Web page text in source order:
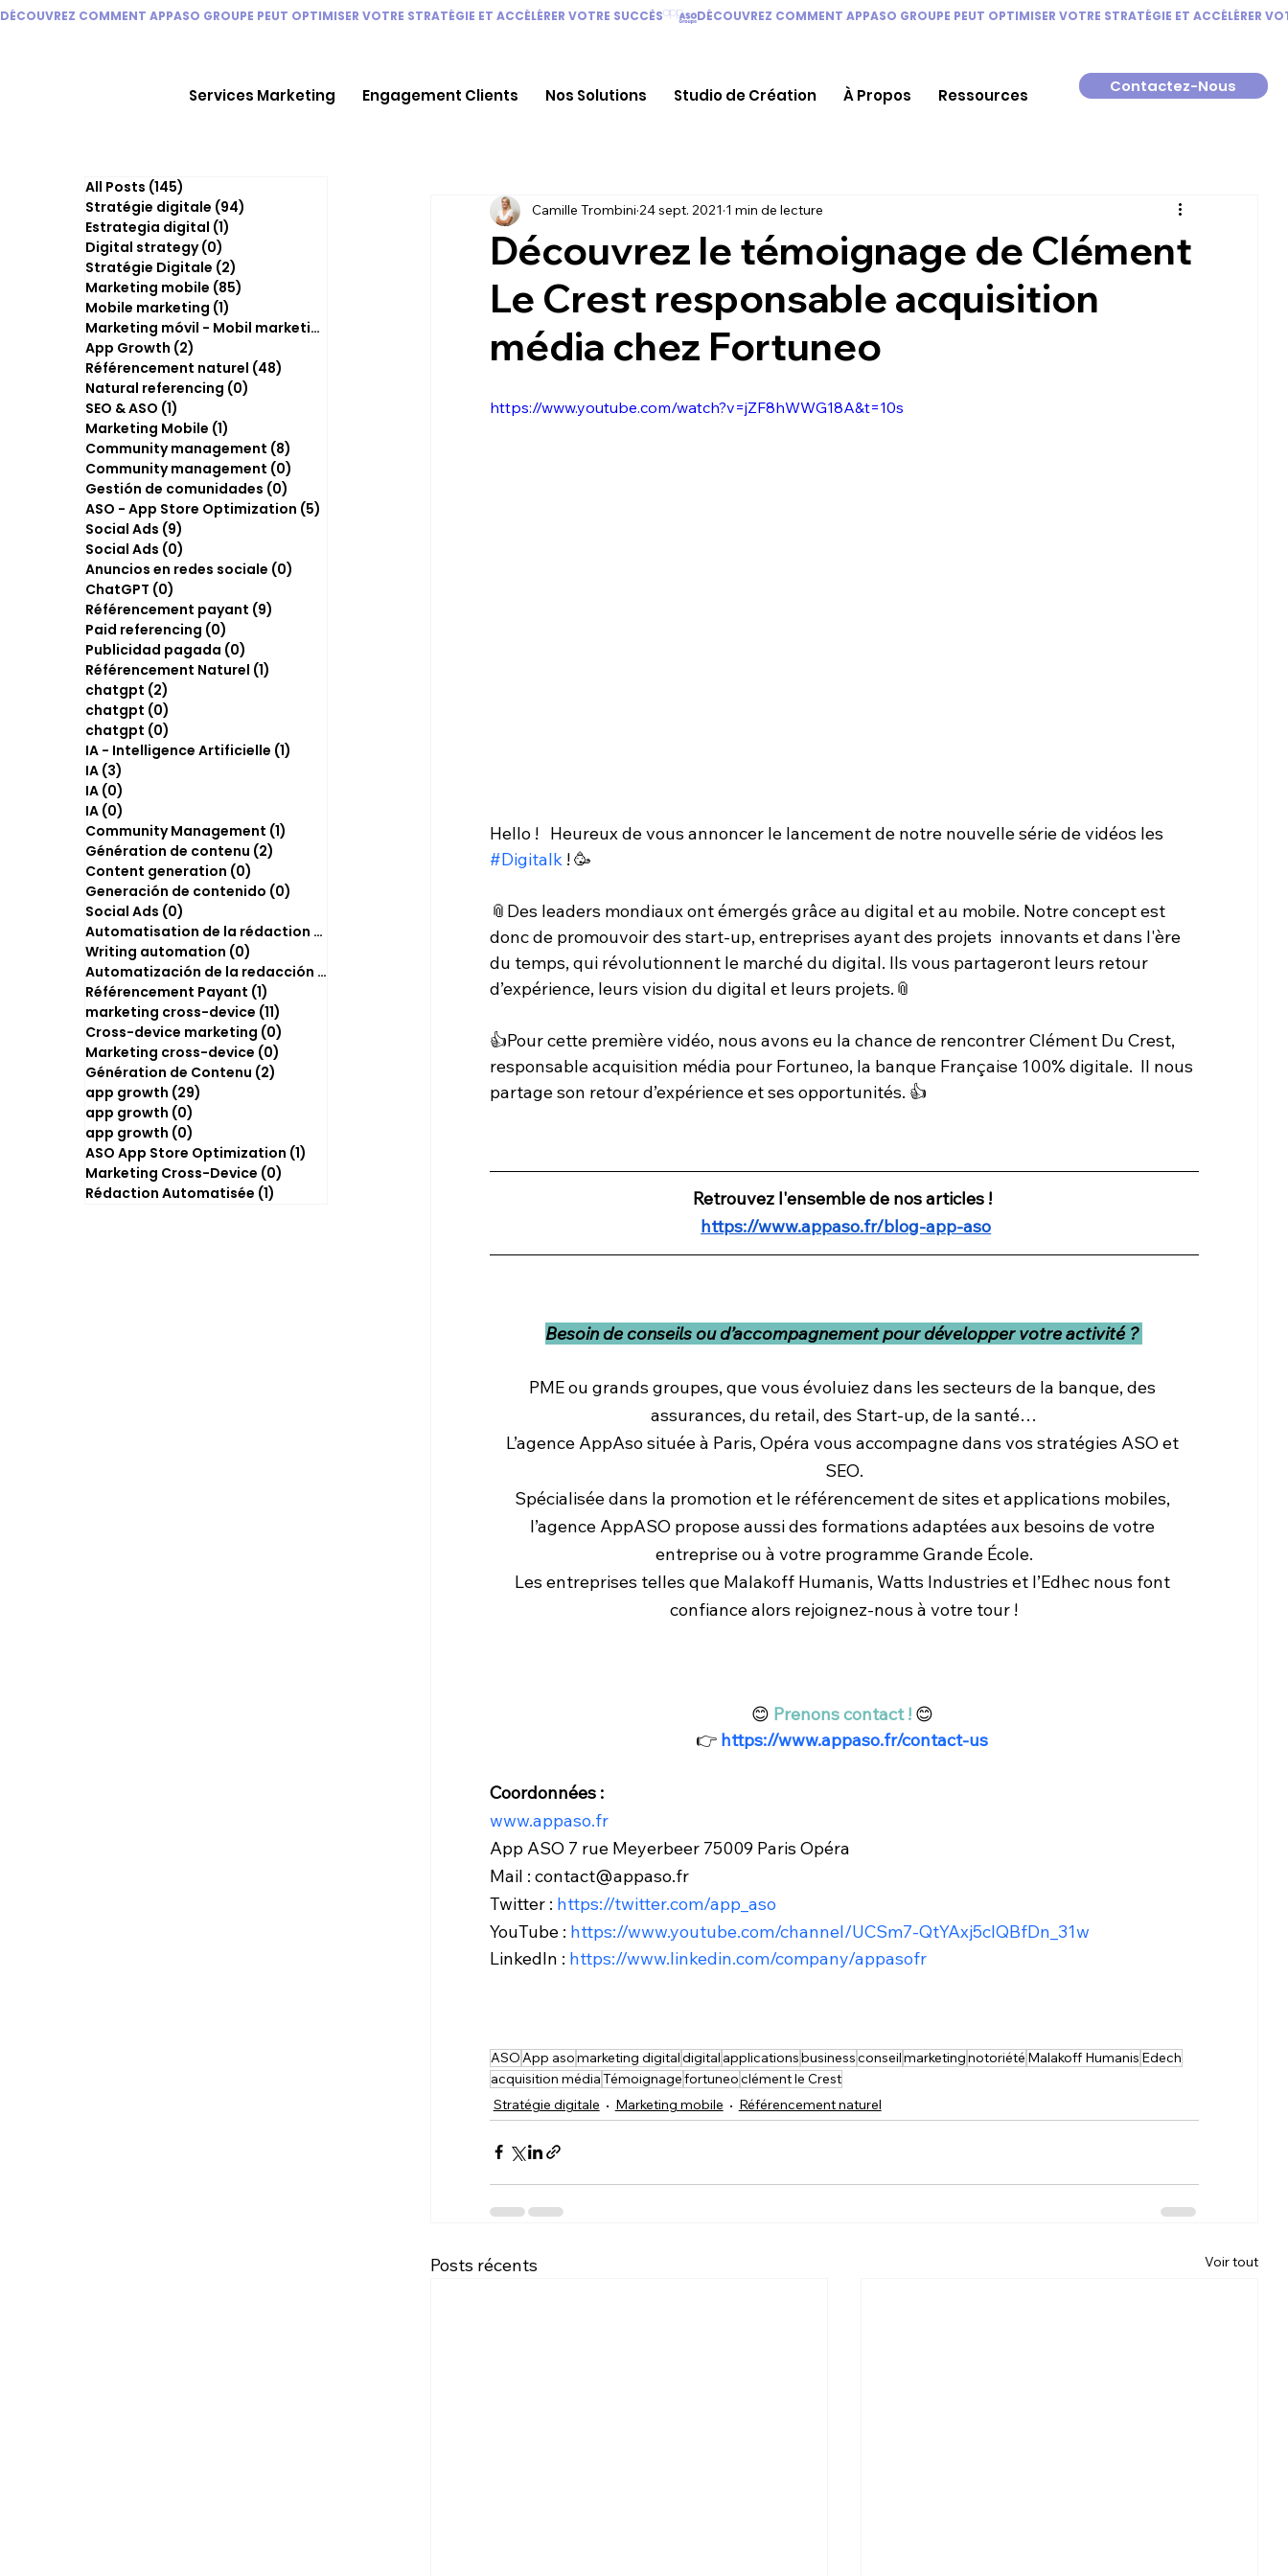
Services Marketing Engagement Clients Nos Solutions Studio de Création À Propos Ressources Contactez-Nous
DÉCOUVREZ COMMENT APPASO GROUPE PEUT OPTIMISER VOTRE STRATÉGIE ET ACCÉLÉRER VOTRE SUCCÈS
Découvrez le témoignage de Clément
Le Crest responsable acquisition
média chez Fortuneo
Camille Trombini 24 sept. 2021 1 min de lecture
https://www.youtube.com/watch?v=jZF8hWWG18A&t=10s
Hello !   Heureux de vous annoncer le lancement de notre nouvelle série de vidéos les
#Digitalk ! 🥳
📎Des leaders mondiaux ont émergés grâce au digital et au mobile. Notre concept est
donc de promouvoir des start-up, entreprises ayant des projets  innovants et dans l'ère
du temps, qui révolutionnent le marché du digital. Ils vous partageront leurs retour
d’expérience, leurs vision du digital et leurs projets.📎
👍Pour cette première vidéo, nous avons eu la chance de rencontrer Clément Du Crest,
responsable acquisition média pour Fortuneo, la banque Française 100% digitale.  Il nous
partage son retour d’expérience et ses opportunités. 👍
Retrouvez l'ensemble de nos articles !
https://www.appaso.fr/blog-app-aso
Besoin de conseils ou d’accompagnement pour développer votre activité ?
PME ou grands groupes, que vous évoluiez dans les secteurs de la banque, des
assurances, du retail, des Start-up, de la santé…
L’agence AppAso située à Paris, Opéra vous accompagne dans vos stratégies ASO et
SEO.
Spécialisée dans la promotion et le référencement de sites et applications mobiles,
l’agence AppASO propose aussi des formations adaptées aux besoins de votre
entreprise ou à votre programme Grande École.
Les entreprises telles que Malakoff Humanis, Watts Industries et l’Edhec nous font
confiance alors rejoignez-nous à votre tour !
😊 Prenons contact ! 😊
👉 https://www.appaso.fr/contact-us
Coordonnées :
www.appaso.fr
App ASO 7 rue Meyerbeer 75009 Paris Opéra
Mail : contact@appaso.fr
Twitter : https://twitter.com/app_aso
YouTube : https://www.youtube.com/channel/UCSm7-QtYAxj5cIQBfDn_31w
LinkedIn : https://www.linkedin.com/company/appasofr
ASOApp asomarketing digitaldigital applicationsbusinessconseilmarketingnotoriété Malakoff Humanis Edech
acquisition médiaTémoignagefortuneoclément le Crest
Stratégie digitale
Marketing mobile Référencement naturel
Posts récents Voir tout
All Posts (145)
Stratégie digitale (94)
Estrategia digital (1)
Digital strategy(0)
Stratégie Digitale (2)
Marketing mobile (85)
Mobile marketing (1)
Marketing móvil - Mobil marketing
App Growth (2)
Référencement naturel (48)
Natural referencing (0)
SEO & ASO (1)
Marketing Mobile (1)
Community management (8)
Community management (0)
Gestión de comunidades (0)
ASO - App Store Optimization (5)
Social Ads (9)
Social Ads (0)
Anuncios en redes sociale (0)
ChatGPT (0)
Référencement payant (9)
Paid referencing (0)
Publicidad pagada (0)
Référencement Naturel (1)
chatgpt (2)
chatgpt (0)
chatgpt (0)
IA - Intelligence Artificielle (1)
IA (3)
IA (0)
IA (0)
Community Management (1)
Génération de contenu (2)
Content generation (0)
Generación de contenido (0)
Social Ads (0)
Automatisation de la rédaction (2)
Writing automation (0)
Automatización de la redacción (0)
Référencement Payant (1)
marketing cross-device (11)
Cross-device marketing (0)
Marketing cross-device (0)
Génération de Contenu (2)
app growth (29)
app growth (0)
app growth (0)
ASO App Store Optimization (1)
Marketing Cross-Device (0)
Rédaction Automatisée (1)